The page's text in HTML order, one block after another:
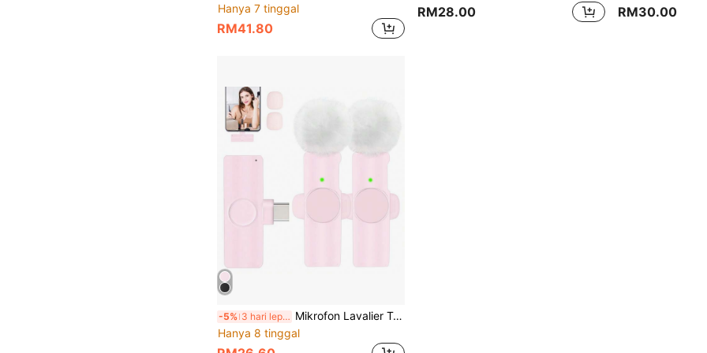
Hanya 7 tinggal
RM41.80
RM28.00 RM30.00
-5% 3 hari lepas Mikrofon Lavalier Tanpa Wayar Sesuai Untuk , Mikrofon Video Langsung Rakaman Mudah Alih Mini Bual Podcast, Pembatalan Bunyi Terbina Dalam, Mikrofon Klip-Pada Tanpa Wayar Pasang dan Main Untuk Penciptaan Kandungan (Bateri Boleh Dicas Semula 50mAh)
Hanya 8 tinggal